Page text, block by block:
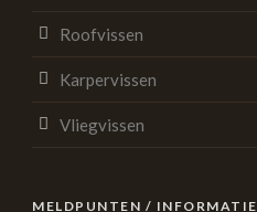
Roofvissen
Karpervissen
Vliegvissen
MELDPUNTEN / INFORMATIE